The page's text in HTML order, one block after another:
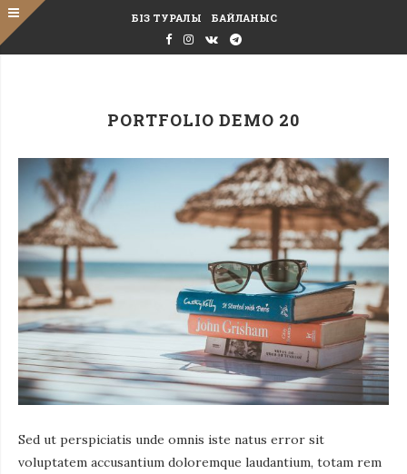
БІЗ ТУРАЛЫ БАЙЛАНЫС
PORTFOLIO DEMO 20
Sed ut perspiciatis unde omnis iste natus error sit
voluptatem accusantium doloremque laudantium, totam rem